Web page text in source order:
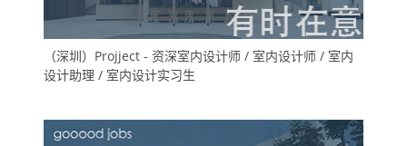
（深圳）Projject - 资深室内设计师 / 室内设计师 / 室内
设计助理 / 室内设计实习生